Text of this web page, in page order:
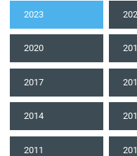
2023
2020
2017
2014
2011